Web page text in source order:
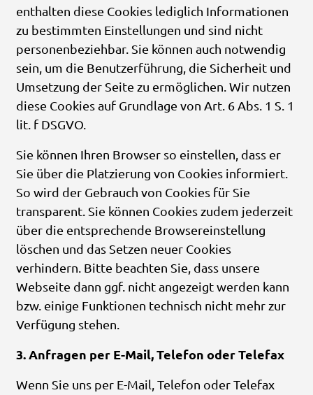
enthalten diese Cookies lediglich Informationen
zu bestimmten Einstellungen und sind nicht
personenbeziehbar. Sie können auch notwendig
sein, um die Benutzerführung, die Sicherheit und
Umsetzung der Seite zu ermöglichen. Wir nutzen
diese Cookies auf Grundlage von Art. 6 Abs. 1 S. 1
lit. f DSGVO.
Sie können Ihren Browser so einstellen, dass er
Sie über die Platzierung von Cookies informiert.
So wird der Gebrauch von Cookies für Sie
transparent. Sie können Cookies zudem jederzeit
über die entsprechende Browsereinstellung
löschen und das Setzen neuer Cookies
verhindern. Bitte beachten Sie, dass unsere
Webseite dann ggf. nicht angezeigt werden kann
bzw. einige Funktionen technisch nicht mehr zur
Verfügung stehen.
3. Anfragen per E-Mail, Telefon oder Telefax
Wenn Sie uns per E-Mail, Telefon oder Telefax